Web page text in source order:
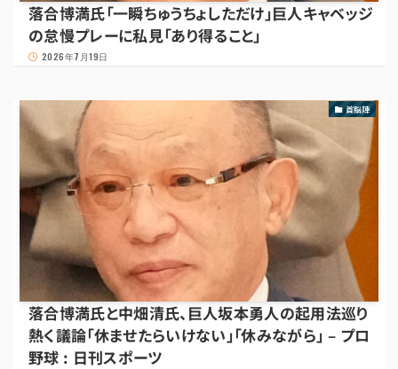
落合博満氏「一瞬ちゅうちょしただけ」巨人キャベッジ
の怠慢プレーに私見「あり得ること」
2026年7月19日
首脳陣
落合博満氏と中畑清氏、巨人坂本勇人の起用法巡り
熱く議論「休ませたらいけない」「休みながら」 – プロ
野球 : 日刊スポーツ